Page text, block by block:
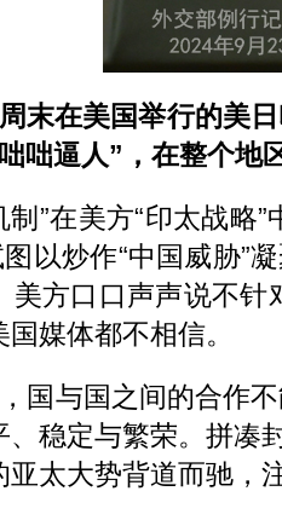
末在美国举行的美
咄逼人”，在整个地
制”在美方“印太战
图以炒作“中国威胁”
美方口口声声说不
媒体都不相信。
国与国之间的合作
稳定与繁荣。拼凑
亚太大势背道而驰，